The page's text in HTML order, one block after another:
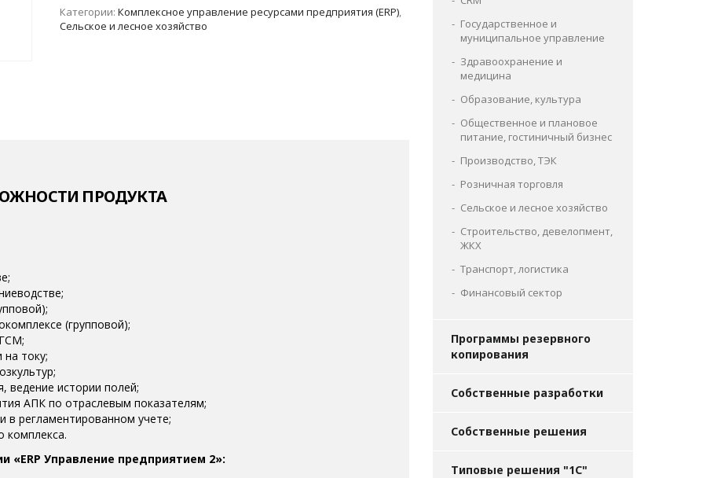
Категории: Комплексное управление ресурсами предприятия (ERP),
Сельское и лесное хозяйство
ПРОДУКТА
(групповой);
току;
ведение истории полей;
АПК по отраслевым показателям;
в регламентированном учете;
комплекса.
«ERP Управление предприятием 2»:
Государственное и
муниципальное управление
Здравоохранение и
медицина
Образование, культура
Общественное и плановое
питание, гостиничный бизнес
Производство, ТЭК
Розничная торговля
Сельское и лесное хозяйство
Строительство, девелопмент,
ЖКХ
Транспорт, логистика
Финансовый сектор
Программы резервного
копирования
Собственные разработки
Собственные решения
Типовые решения "1С"